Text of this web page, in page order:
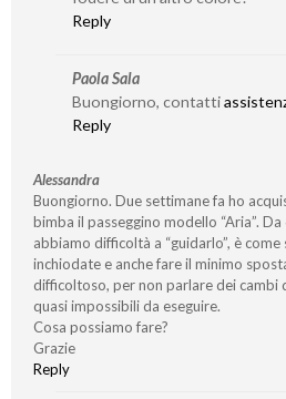
Reply
Paola Sala
Buongiorno, contatti
Reply
Alessandra
Buongiorno. Due settimane fa ho
bimba il passeggino modello “Aria”.
abbiamo difficoltà a “guidarlo”, è
inchiodate e anche fare il minimo
difficoltoso, per non parlare dei cambi
quasi impossibili da eseguire.
Cosa possiamo fare?
Grazie
Reply